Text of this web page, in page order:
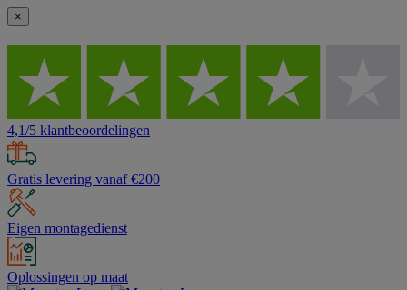
×
4,1/5 klantbeoordelingen
Gratis levering vanaf €200
Eigen montagedienst
Oplossingen op maat